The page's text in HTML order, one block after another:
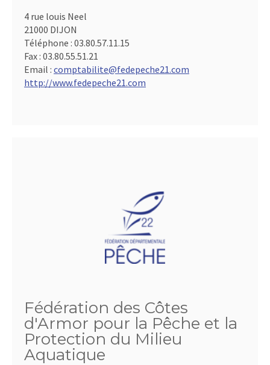
4 rue louis Neel
21000 DIJON
Téléphone : 03.80.57.11.15
Fax : 03.80.55.51.21
Email : comptabilite@fedepeche21.com
http://www.fedepeche21.com
Fédération des Côtes
d'Armor pour la Pêche et la
Protection du Milieu
Aquatique